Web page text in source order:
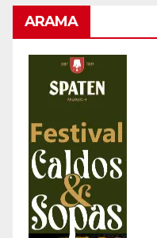
ARAMA